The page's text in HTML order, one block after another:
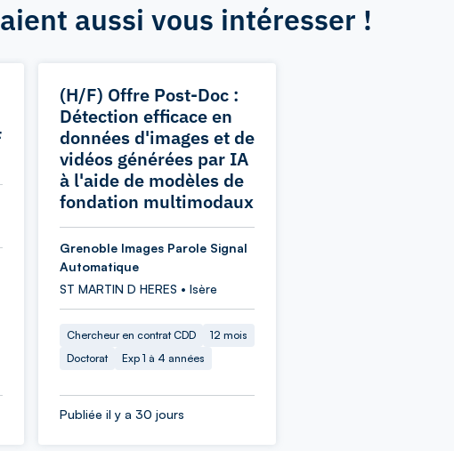
aussi vous intéresser !
(H/F) Offre Post-Doc :
Détection efficace en
données d'images et de
vidéos générées par IA
à l'aide de modèles de
fondation multimodaux
Grenoble Images Parole Signal
Automatique
ST MARTIN D HERES • Isère
Chercheur en contrat CDD
12 mois
Doctorat
Exp 1 à 4 années
Publiée il y a 30 jours